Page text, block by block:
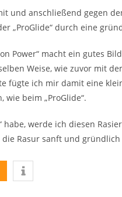
und anschließend gegen
„ProGlide“ durch eine
Power“ macht ein gutes
Weise, wie zuvor mit
fügte ich mir damit eine
beim „ProGlide“.
werde ich diesen
die Rasur sanft und gründlich